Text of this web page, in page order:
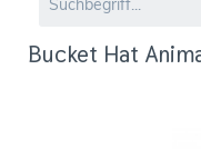
Bucket Hat